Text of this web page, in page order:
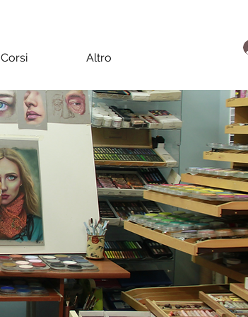
Corsi Altro